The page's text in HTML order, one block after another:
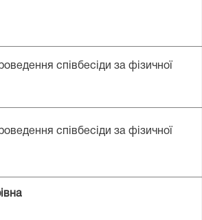
співбесіди за фізичної
співбесіди за фізичної